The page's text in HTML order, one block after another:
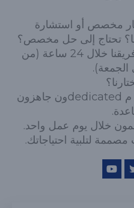
مخصص أو استشارة
تحتاج إلى حل مخصص؟
املأ النموذج أدناه، وسيرد فريقنا خلال 24 ساعة (من
الجمعة).
✓ دعم الخبراء: متخصصون م dedicatedون جاهزون
خلال يوم عمل واحد.
لتلبية احتياجاتك.